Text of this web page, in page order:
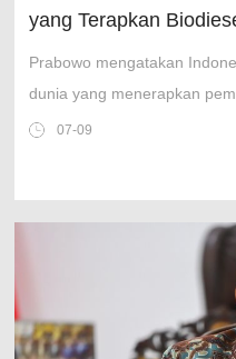
yang Terapkan
Prabowo mengatakan
dunia yang menerapkan
bahan bakar minyak.
07-09